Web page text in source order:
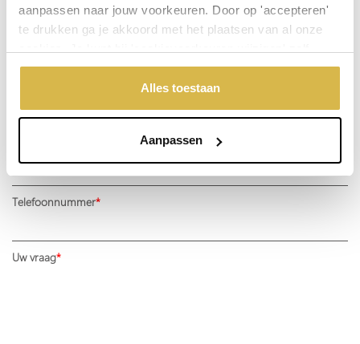
aanpassen naar jouw voorkeuren. Door op 'accepteren'
te drukken ga je akkoord met het plaatsen van al onze
aangeven welke cookies jouw akkoord krijgen. En door te
'weigeren' worden alleen de functionele cookies
geplaatst. Bekijk onze cookieverklaring voor meer
Alles toestaan
Aanpassen
Stel een vraag over dit product
Telefoonnummer
Uw vraag